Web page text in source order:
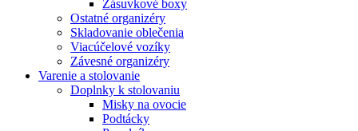
Zásuvkové boxy
Ostatné organizéry
Skladovanie oblečenia
Viacúčelové vozíky
Závesné organizéry
Varenie a stolovanie
Doplnky k stolovaniu
Misky na ovocie
Podtácky